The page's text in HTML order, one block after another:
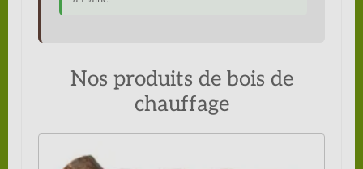
Nos produits de bois de
chauffage